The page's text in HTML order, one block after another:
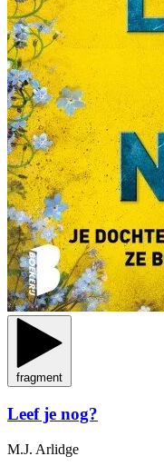
fragment
Leef je nog?
M.J. Arlidge